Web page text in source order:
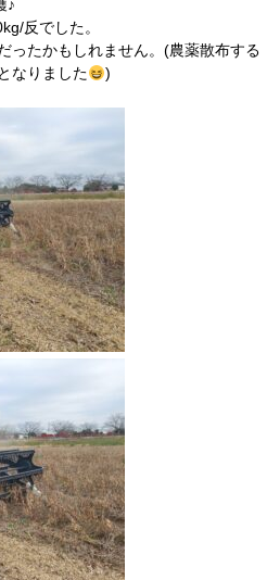
♪
反でした。
ったかもしれません。(農薬散布する
なりました
)